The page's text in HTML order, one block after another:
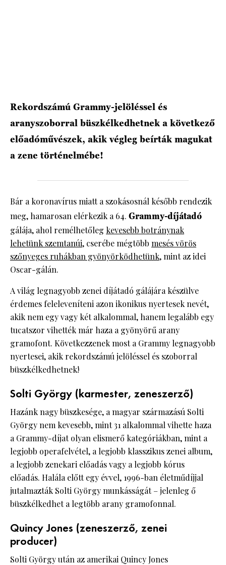
Rekordszámú Grammy-jelöléssel és
aranyszoborral büszkélkedhetnek a következő
előadóművészek, akik végleg beírták magukat
a zene történelmébe!
Bár a koronavírus miatt a szokásosnál később rendezik
meg, hamarosan elérkezik a 64. Grammy-díjátadó
gálája, ahol remélhetőleg kevesebb botránynak
lehetünk szemtanúi, cserébe mégtöbb mesés vörös
szőnyeges ruhákban gyönyörködhetünk, mint az idei
Oscar-gálán.
A világ legnagyobb zenei díjátadó gálájára készülve
érdemes feleleveníteni azon ikonikus nyertesek nevét,
akik nem egy vagy két alkalommal, hanem legalább egy
tucatszor vihették már haza a gyönyörű arany
gramofont. Következzenek most a Grammy legnagyobb
nyertesei, akik rekordszámú jelöléssel és szoborral
büszkélkedhetnek!
Solti György (karmester, zeneszerző)
Hazánk nagy büszkesége, a magyar származású Solti
György nem kevesebb, mint 31 alkalommal vihette haza
a Grammy-díjat olyan elismerő kategóriákban, mint a
legjobb operafelvétel, a legjobb klasszikus zenei album,
a legjobb zenekari előadás vagy a legjobb kórus
előadás. Halála előtt egy évvel, 1996-ban életműdíjjal
jutalmazták Solti György munkásságát – jelenleg ő
büszkélkedhet a legtöbb arany gramofonnal.
Quincy Jones (zeneszerző, zenei
producer)
Solti György után az amerikai Quincy Jones